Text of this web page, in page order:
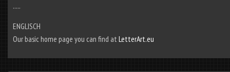
.....
ENGLISCH
Our basic home page you can find at LetterArt.eu